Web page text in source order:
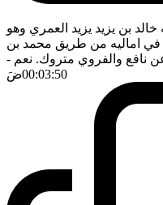
بن يزيد يزيد العمري وهو
اماليه من طريق محمد بن
نافع والفروي متروك. نعم -
00:03:50ضَ